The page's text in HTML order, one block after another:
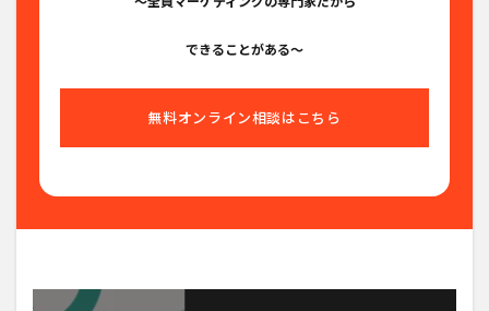
できることがある〜
無料オンライン相談はこちら